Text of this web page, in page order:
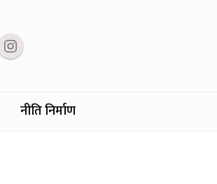
नीति निर्माण